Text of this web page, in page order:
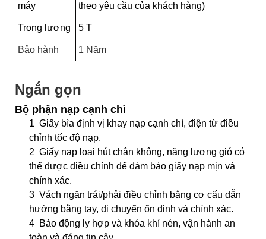
máy
theo yêu cầu của khách hàng)
Trọng lượng 5 T
Bảo hành 1 Năm
Ngắn gọn
Bộ phận nạp cạnh chì
1 Giấy bìa định vị khay nạp cạnh chì, điện từ điều
chỉnh tốc độ nạp.
2 Giấy nạp loại hút chân không, năng lượng gió có
thể được điều chỉnh để đảm bảo giấy nạp mịn và
chính xác.
3 Vách ngăn trái/phải điều chỉnh bằng cơ cấu dẫn
hướng bằng tay, di chuyển ổn định và chính xác.
4 Báo động ly hợp và khóa khí nén, vận hành an